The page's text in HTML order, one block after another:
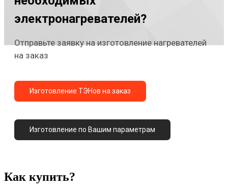
электронагревателей?
Отправьте заявку на изготовление нагревателей
на заказ
Изготовление ТЭНов на заказ
Изготовление по Вашим параметрам
Как купить?